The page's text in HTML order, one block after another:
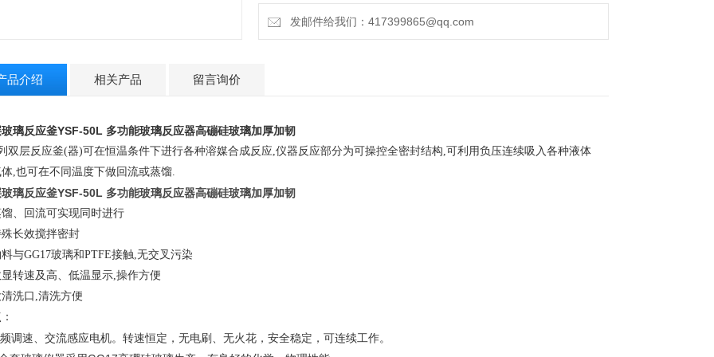
发邮件给我们：417399865@qq.com
品介绍 相关产品 留言询价
璃反应釜YSF-50L 多功能玻璃反应器高磞硅玻璃加厚加韧
双层反应釜(器)可在恒温条件下进行各种溶媒合成反应,仪器反应部分为可操控全密封结构,可利用负压连续吸入各种液体
,也可在不同温度下做回流或蒸馏.
璃反应釜YSF-50L 多功能玻璃反应器高磞硅玻璃加厚加韧
、回流可实现同时进行
长效搅拌密封
与GG17玻璃和PTFE接触,无交叉污染
转速及高、低温显示,操作方便
洗口,清洗方便
调速、交流感应电机。转速恒定，无电刷、无火花，安全稳定，可连续工作。